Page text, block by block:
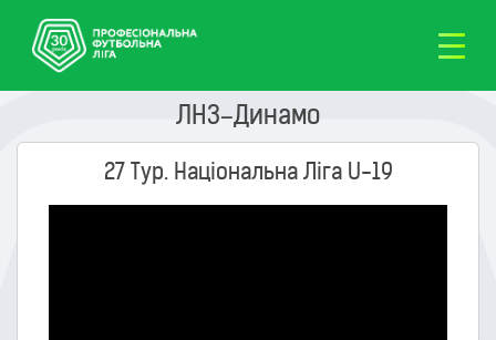
ЛНЗ–Динамо
27 Тур. Національна Ліга U-19